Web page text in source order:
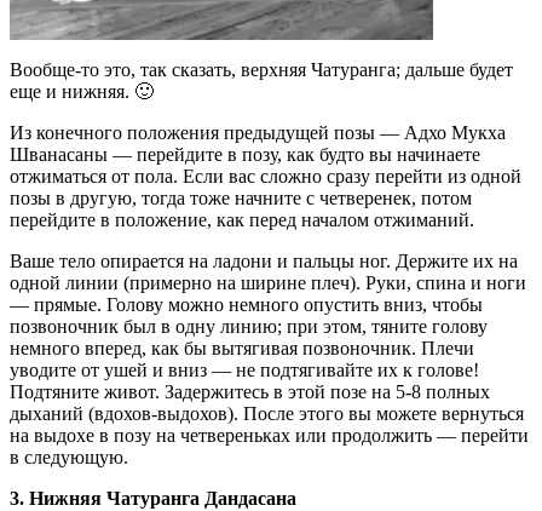
Вообще-то это, так сказать, верхняя Чатуранга; дальше будет
еще и нижняя. 🙂
Из конечного положения предыдущей позы — Адхо Мукха
Шванасаны — перейдите в позу, как будто вы начинаете
отжиматься от пола. Если вас сложно сразу перейти из одной
позы в другую, тогда тоже начните с четверенек, потом
перейдите в положение, как перед началом отжиманий.
Ваше тело опирается на ладони и пальцы ног. Держите их на
одной линии (примерно на ширине плеч). Руки, спина и ноги
— прямые. Голову можно немного опустить вниз, чтобы
позвоночник был в одну линию; при этом, тяните голову
немного вперед, как бы вытягивая позвоночник. Плечи
уводите от ушей и вниз — не подтягивайте их к голове!
Подтяните живот. Задержитесь в этой позе на 5-8 полных
дыханий (вдохов-выдохов). После этого вы можете вернуться
на выдохе в позу на четвереньках или продолжить — перейти
в следующую.
3. Нижняя Чатуранга Дандасана